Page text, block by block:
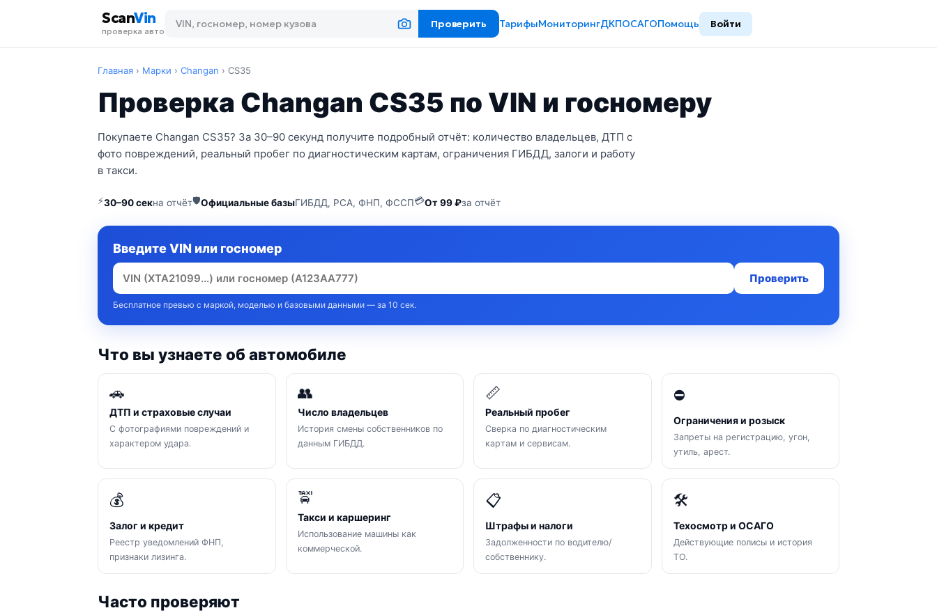
ScanVin
проверка авто
Проверить ТарифыМониторингДКПОСАГОПомощь Войти
Главная › Марки › Changan › CS35
Проверка Changan CS35 по VIN и госномеру
Покупаете Changan CS35? За 30–90 секунд получите подробный отчёт: количество владельцев, ДТП с
фото повреждений, реальный пробег по диагностическим картам, ограничения ГИБДД, залоги и работу
в такси.
⚡30–90 секна отчёт🛡Официальные базыГИБДД, РСА, ФНП, ФССП💳От 99 ₽за отчёт
Введите VIN или госномер
Проверить
Бесплатное превью с маркой, моделью и базовыми данными — за 10 сек.
Что вы узнаете об автомобиле
🚗
ДТП и страховые случаи
С фотографиями повреждений и
характером удара.
👥
Число владельцев
История смены собственников по
данным ГИБДД.
📏
Реальный пробег
Сверка по диагностическим
картам и сервисам.
⛔
Ограничения и розыск
Запреты на регистрацию, угон,
утиль, арест.
💰
Залог и кредит
Реестр уведомлений ФНП,
признаки лизинга.
🚖
Такси и каршеринг
Использование машины как
коммерческой.
📋
Штрафы и налоги
Задолженности по водителю/
собственнику.
🛠
Техосмотр и ОСАГО
Действующие полисы и история
ТО.
Часто проверяют